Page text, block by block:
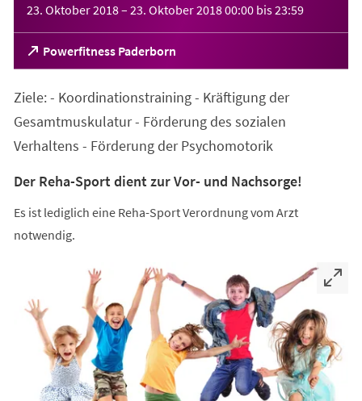
23. Oktober 2018– 23. Oktober 201800:00 bis23:59
Powerfitness Paderborn
(Öffnet
in
neuen
Ziele: - Koordinationstraining - Kräftigung der
Gesamtmuskulatur - Förderung des sozialen
Verhaltens - Förderung der Psychomotorik
Der Reha-Sport dient zur Vor- und Nachsorge!
Es ist lediglich eine Reha-Sport Verordnung vom Arzt
notwendig.